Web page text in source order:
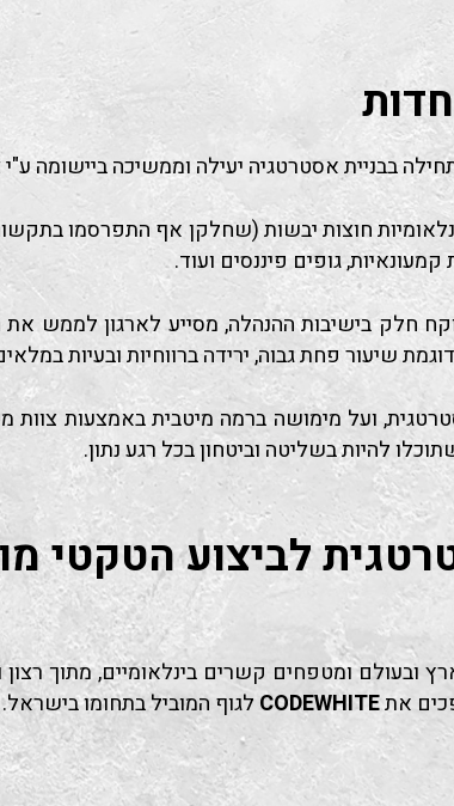
בבניית אסטרטגיה יעילה וממשיכה ביישומה ע"י
חוצות יבשות (שחלקן אף התפרסמו
גופים פיננסים ועוד.
חלק בישיבות ההנהלה, מסייע לארגון לממש
שיעור פחת גבוה, ירידה ברווחיות ובעיות
ועל מימושה ברמה מיטבית באמצעות צוות
להיות בשליטה וביטחון בכל רגע נתון.
לביצוע הטקטי
ובעולם ומטפחים קשרים בינלאומיים, מתוך
אתCODEWHITE לגוף המוביל בתחומו בישראל.